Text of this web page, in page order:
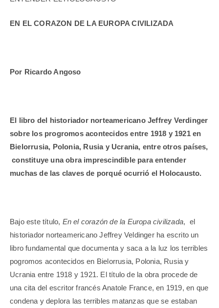
EN EL CORAZON DE LA EUROPA CIVILIZADA
Por Ricardo Angoso
El libro del historiador norteamericano Jeffrey Verdinger
sobre los progromos acontecidos entre 1918 y 1921 en
Bielorrusia, Polonia, Rusia y Ucrania, entre otros países,
constituye una obra imprescindible para entender
muchas de las claves de porqué ocurrió el Holocausto.
Bajo este título, En el corazón de la Europa civilizada, el
historiador norteamericano Jeffrey Veldinger ha escrito un
libro fundamental que documenta y saca a la luz los terribles
pogromos acontecidos en Bielorrusia, Polonia, Rusia y
Ucrania entre 1918 y 1921. El título de la obra procede de
una cita del escritor francés Anatole France, en 1919, en que
condena y deplora las terribles matanzas que se estaban